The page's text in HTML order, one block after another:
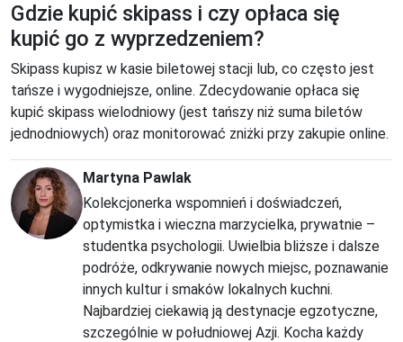
Gdzie kupić skipass i czy opłaca się
kupić go z wyprzedzeniem?
Skipass kupisz w kasie biletowej stacji lub, co często jest
tańsze i wygodniejsze, online. Zdecydowanie opłaca się
kupić skipass wielodniowy (jest tańszy niż suma biletów
jednodniowych) oraz monitorować zniżki przy zakupie online.
Martyna Pawlak
Kolekcjonerka wspomnień i doświadczeń,
optymistka i wieczna marzycielka, prywatnie –
studentka psychologii. Uwielbia bliższe i dalsze
podróże, odkrywanie nowych miejsc, poznawanie
innych kultur i smaków lokalnych kuchni.
Najbardziej ciekawią ją destynacje egzotyczne,
szczególnie w południowej Azji. Kocha każdy